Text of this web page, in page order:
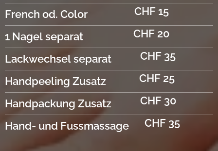
French od. Color
CHF 15
1 Nagel separat
CHF 20
Lackwechsel separat
CHF 35
Handpeeling Zusatz
CHF 25
Handpackung Zusatz
CHF 30
Hand- und Fussmassage
CHF 35